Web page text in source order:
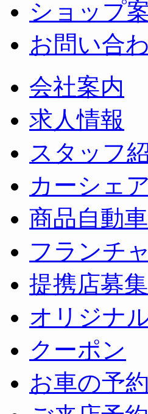
ショップ
お問い合
会社案内
求人情報
スタッフ
カーシェ
商品自動
フランチ
提携店募
オリジナ
クーポン
お車の予約